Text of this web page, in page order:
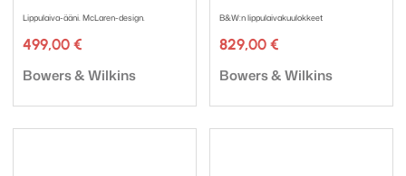
Lippulaiva-ääni. McLaren-design.
499,00 €
Tuotemerkki:
Bowers & Wilkins
B&W:n lippulaivakuulokkeet
829,00 €
Tuotemerkki:
Bowers & Wilkins